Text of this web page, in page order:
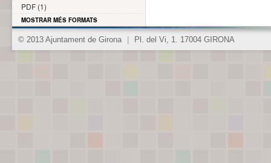
PDF (1)
MOSTRAR MÉS FORMATS
© 2013 Ajuntament de Girona Pl. del Vi, 1. 17004 GIRONA